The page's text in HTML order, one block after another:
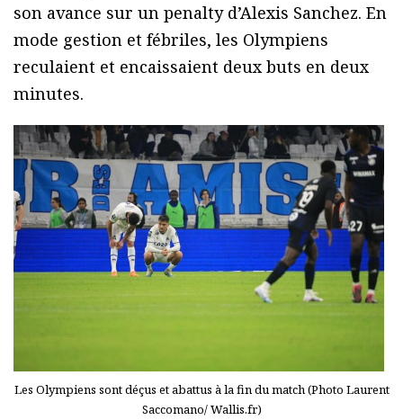
son avance sur un penalty d’Alexis Sanchez. En
mode gestion et fébriles, les Olympiens
reculaient et encaissaient deux buts en deux
minutes.
Les Olympiens sont déçus et abattus à la fin du match (Photo Laurent
Saccomano/ Wallis.fr)